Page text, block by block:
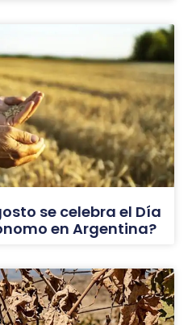
se celebra el Día
en Argentina?